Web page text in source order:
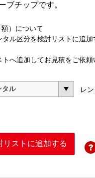
ブチップです。
）について
タル区分を検討リストに追
トへ追加してお見積をご依頼
レ
リストに追加する